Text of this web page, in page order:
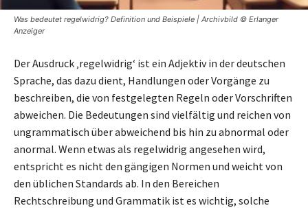
Was bedeutet regelwidrig? Definition und Beispiele | Archivbild © Erlanger
Anzeiger
Der Ausdruck ‚regelwidrig‘ ist ein Adjektiv in der deutschen
Sprache, das dazu dient, Handlungen oder Vorgänge zu
beschreiben, die von festgelegten Regeln oder Vorschriften
abweichen. Die Bedeutungen sind vielfältig und reichen von
ungrammatisch über abweichend bis hin zu abnormal oder
anormal. Wenn etwas als regelwidrig angesehen wird,
entspricht es nicht den gängigen Normen und weicht von
den üblichen Standards ab. In den Bereichen
Rechtschreibung und Grammatik ist es wichtig, solche